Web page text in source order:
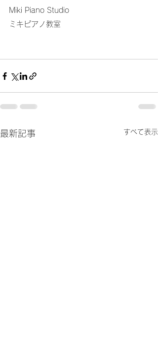
Miki Piano Studio
ミキピアノ教室
最新記事 すべて表示